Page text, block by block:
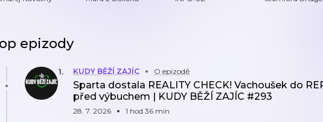
epizody
1. KUDY BĚŽÍ ZAJÍC O epizodě
Sparta dostala REALITY CHECK! Vachoušek do
před výbuchem | KUDY BĚŽÍ ZAJÍC #293
28. 7. 2026 1 hod 36 min